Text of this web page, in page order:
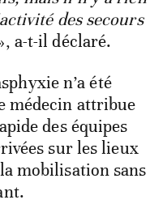
des secours
a-t-il déclaré.
n’a été
médecin attribue
des équipes
sur les lieux
mobilisation sans